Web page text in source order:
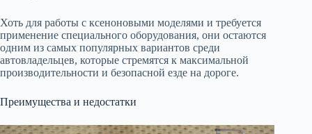
Хоть для работы с ксеноновыми моделями и требуется
применение специального оборудования, они остаются
одним из самых популярных вариантов среди
автовладельцев, которые стремятся к максимальной
производительности и безопасной езде на дороге.
Преимущества и недостатки